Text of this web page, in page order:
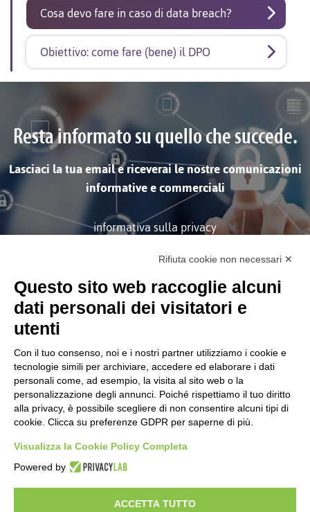
Cosa devo fare in caso di data breach?
Obiettivo: come fare (bene) il DPO
Resta informato su quello che succede.
Lasciaci la tua email e riceverai le nostre comunicazioni
informative e commerciali
informativa sulla privacy
ISCRIVITI
Società soggetta alla Direzione
e Coordinamento di Tinexta
S.p.A.
CORPORATE
Certificazioni
Informativa Sulla Privacy
Modifica Preferenze GDPR
Codice Etico e Modello Organizzativo
Rifiuta cookie non necessari ✕
Questo sito web raccoglie alcuni
dati personali dei visitatori e
utenti
Con il tuo consenso, noi e i nostri partner utilizziamo i cookie e
tecnologie simili per archiviare, accedere ed elaborare i dati
personali come, ad esempio, la visita al sito web o la
personalizzazione degli annunci. Poiché rispettiamo il tuo diritto
alla privacy, è possibile scegliere di non consentire alcuni tipi di
cookie. Clicca su preferenze GDPR per saperne di più.
Visualizza la Cookie Policy Completa
Powered by
ACCETTA TUTTO